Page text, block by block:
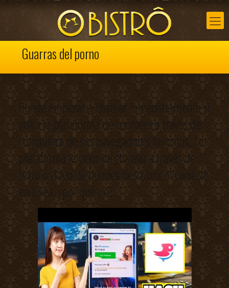
Guarras del porno
Puede empezar a chatear inmediatamente si
visita la plataforma de coomeet a través de
cualquiera de sus navegadores favoritos. La
plataforma le permite chatear a través de
texto o vídeo. Si puedes descubrir el correcto
en línea, ¿por qué no?